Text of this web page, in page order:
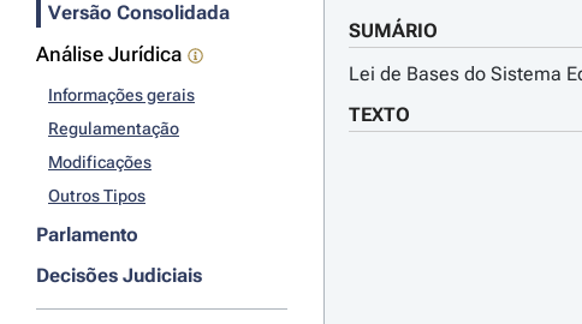
Versão Consolidada
Análise Jurídica
Informações gerais
Regulamentação
Modificações
Outros Tipos
Parlamento
Decisões Judiciais
SUMÁRIO
Lei de Bases do Sistema
TEXTO